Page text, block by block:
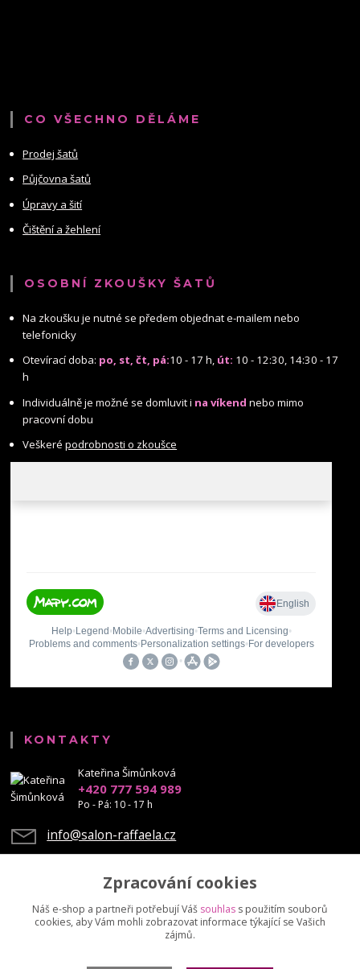
CO VŠECHNO DĚLÁME
Prodej šatů
Půjčovna šatů
Úpravy a šití
Čištění a žehlení
OSOBNÍ ZKOUŠKY ŠATŮ
Na zkoušku je nutné se předem objednat e-mailem nebo
telefonicky
Otevírací doba: po, st, čt, pá:10 - 17 h, út: 10 - 12:30, 14:30 - 17
h
Individuálně je možné se domluvit i na víkend nebo mimo
pracovní dobu
Veškerépodrobnosti o zkoušce
KONTAKTY
Kateřina Šimůnková
+420 777 594 989
Po - Pá: 10 - 17 h
info@salon-raffaela.cz
Upravit sběr cookies.
Zpracování cookies
Náš e-shop a partneři potřebují Váš souhlas s použitím souborů
cookies, aby Vám mohli zobrazovat informace týkající se Vašich
zájmů.